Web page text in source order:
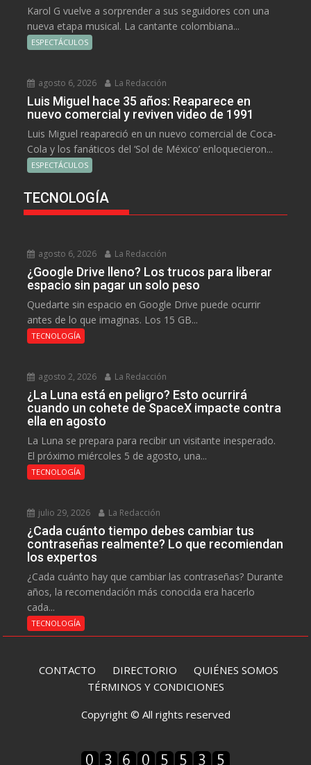
Karol G vuelve a sorprender a sus seguidores con una
nueva etapa musical. La cantante colombiana...
ESPECTÁCULOS
agosto 6, 2026 La Redacción
Luis Miguel hace 35 años: Reaparece en
nuevo comercial y reviven video de 1991
Luis Miguel reapareció en un nuevo comercial de Coca-
Cola y los fanáticos del ‘Sol de México’ enloquecieron...
ESPECTÁCULOS
TECNOLOGÍA
agosto 6, 2026 La Redacción
¿Google Drive lleno? Los trucos para liberar
espacio sin pagar un solo peso
Quedarte sin espacio en Google Drive puede ocurrir
antes de lo que imaginas. Los 15 GB...
TECNOLOGÍA
agosto 2, 2026 La Redacción
¿La Luna está en peligro? Esto ocurrirá
cuando un cohete de SpaceX impacte contra
ella en agosto
La Luna se prepara para recibir un visitante inesperado.
El próximo miércoles 5 de agosto, una...
TECNOLOGÍA
julio 29, 2026 La Redacción
¿Cada cuánto tiempo debes cambiar tus
contraseñas realmente? Lo que recomiendan
los expertos
¿Cada cuánto hay que cambiar las contraseñas? Durante
años, la recomendación más conocida era hacerlo
cada...
TECNOLOGÍA
CONTACTO DIRECTORIO QUIÉNES SOMOS
TÉRMINOS Y CONDICIONES
Copyright © All rights reserved